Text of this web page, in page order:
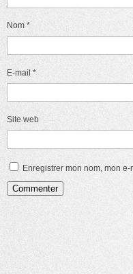
Nom *
E-mail *
Site web
Enregistrer mon nom, mon